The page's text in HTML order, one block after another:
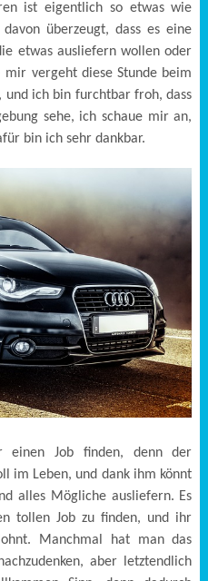
ist eigentlich so etwas wie
überzeugt, dass es eine
etwas ausliefern wollen oder
vergeht diese Stunde beim
ich bin furchtbar froh, dass
sehe, ich schaue mir an,
bin ich sehr dankbar.
einen Job finden, denn der
im Leben, und dank ihm könnt
alles Mögliche ausliefern. Es
tollen Job zu finden, und ihr
Manchmal hat man das
aber letztendlich